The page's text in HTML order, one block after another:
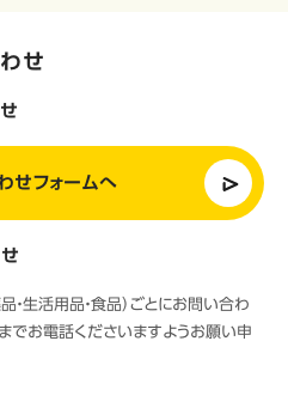
せ
せフォームへ
・生活用品・食品）ごとにお問い合わ
でお電話くださいますようお願い申